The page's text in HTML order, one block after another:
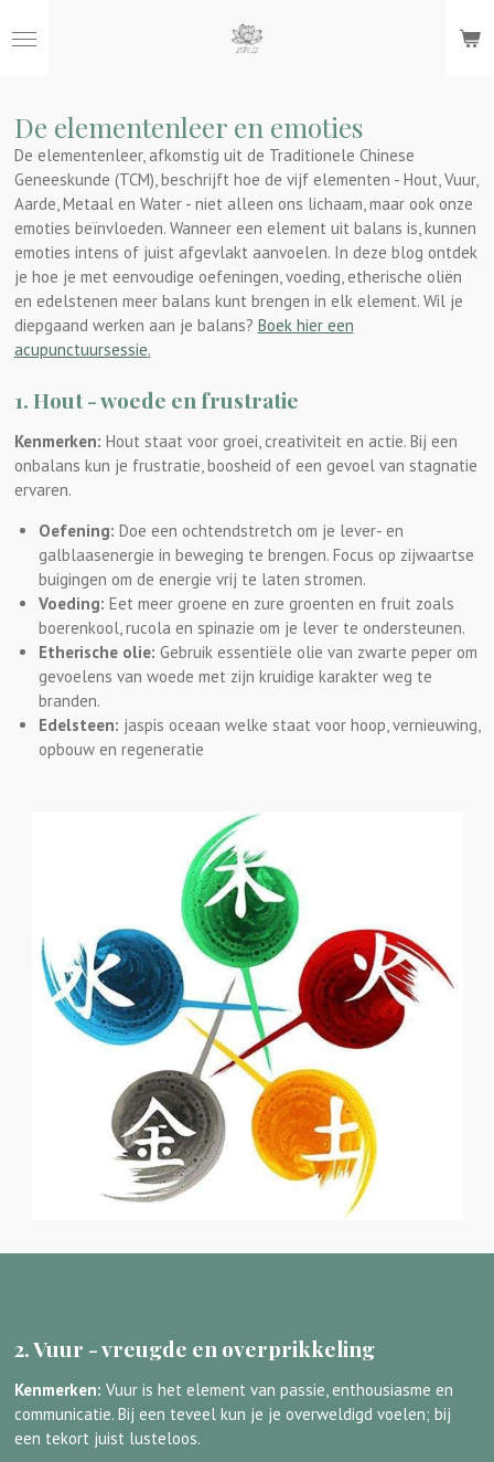
direct
hoofdinhoud
De elementenleer en emoties
De elementenleer, afkomstig uit de Traditionele Chinese
Geneeskunde (TCM), beschrijft hoe de vijf elementen - Hout, Vuur,
Aarde, Metaal en Water - niet alleen ons lichaam, maar ook onze
emoties beïnvloeden. Wanneer een element uit balans is, kunnen
emoties intens of juist afgevlakt aanvoelen. In deze blog ontdek
je hoe je met eenvoudige oefeningen, voeding, etherische oliën
en edelstenen meer balans kunt brengen in elk element. Wil je
diepgaand werken aan je balans? Boekhiereen
acupunctuursessie.
1. Hout - woede en frustratie
Kenmerken: Hout staat voor groei, creativiteit en actie. Bij een
onbalans kun je frustratie, boosheid of een gevoel van stagnatie
ervaren.
Oefening: Doe een ochtendstretch om je lever- en
galblaasenergie in beweging te brengen. Focus op zijwaartse
buigingen om de energie vrij te laten stromen.
Voeding: Eet meer groene en zure groenten en fruit zoals
boerenkool, rucola en spinazie om je lever te ondersteunen.
Etherische olie: Gebruik essentiële olie van zwarte peper om
gevoelens van woede met zijn kruidige karakter weg te
branden.
Edelsteen: jaspis oceaan welke staat voor hoop, vernieuwing,
opbouw en regeneratie
2. Vuur - vreugde en overprikkeling
Kenmerken: Vuur is het element van passie, enthousiasme en
communicatie. Bij een teveel kun je je overweldigd voelen; bij
een tekort juist lusteloos.